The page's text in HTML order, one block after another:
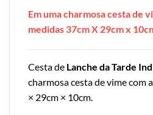
Em uma charmosa cesta de
medidas 37cm X 29cm x
Cesta de Lanche da Tarde
charmosa cesta de vime com
× 29cm × 10cm.